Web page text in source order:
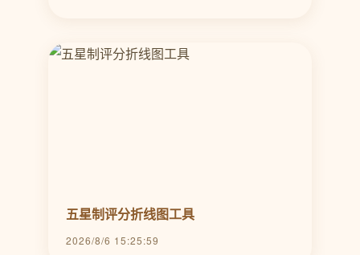
五星制评分折线图工具
2026/8/6 15:25:59